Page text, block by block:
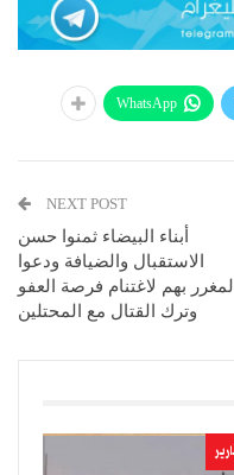
WhatsApp
NEXT POST
أبناء البيضاء ثمنوا حسن
الاستقبال والضيافة ودعوا
المغرر بهم لاغتنام فرصة العفو
وترك القتال مع المحتلين